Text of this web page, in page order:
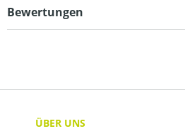
Bewertungen
ÜBER UNS